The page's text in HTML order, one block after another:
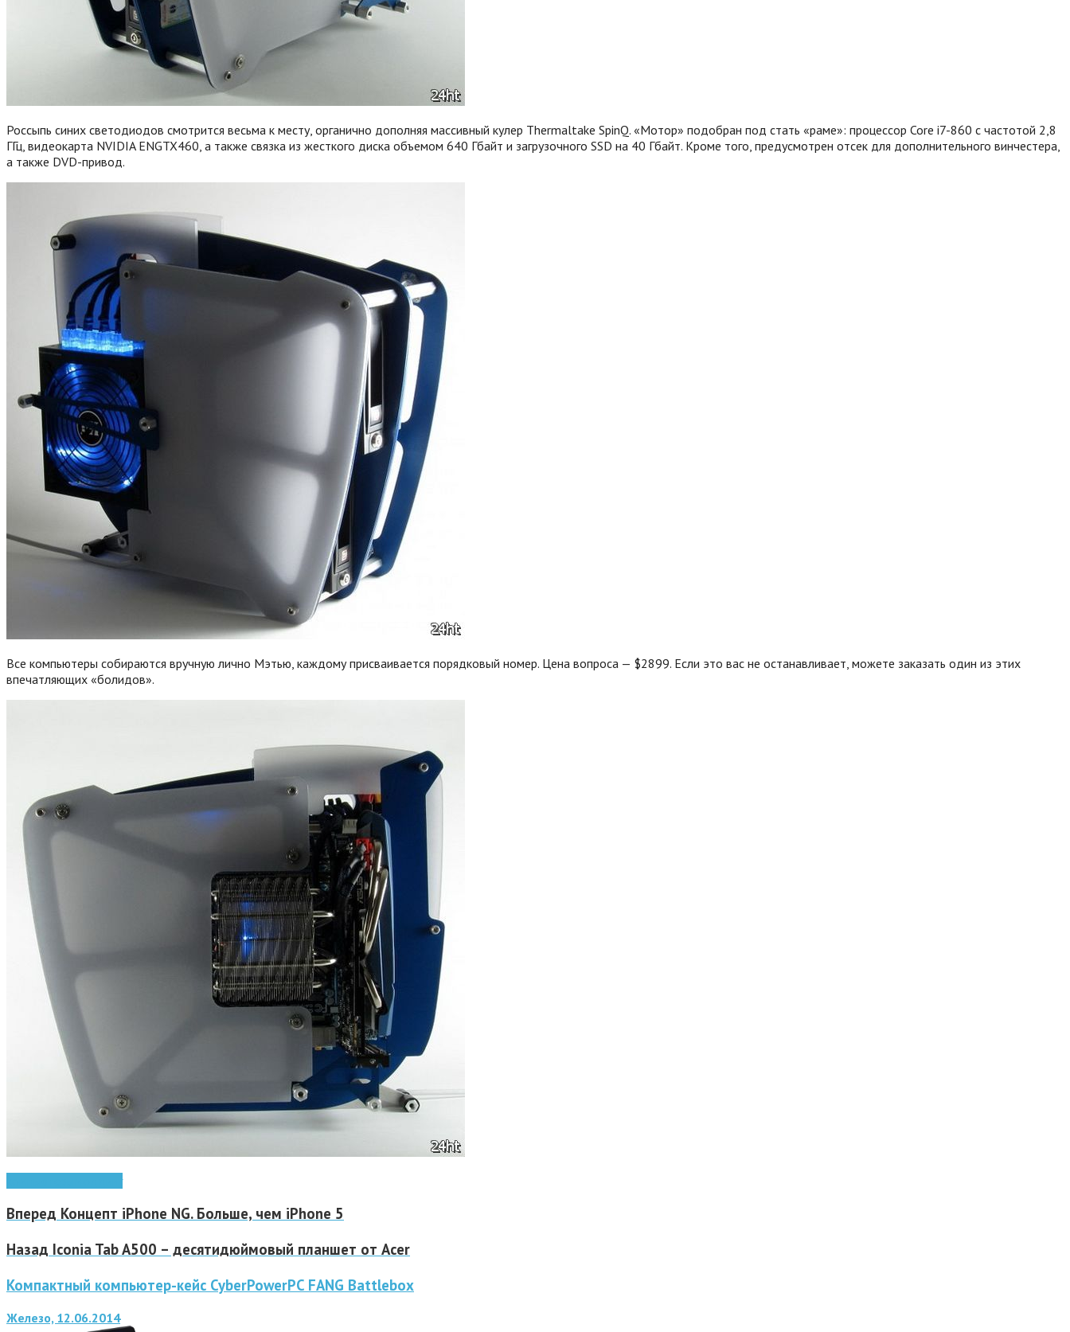
Россыпь синих светодиодов смотрится весьма к месту, органично дополняя массивный кулер Thermaltake SpinQ. «Мотор» подобран под стать «раме»: процессор Core i7-860 с частотой 2,8
ГГц, видеокарта NVIDIA ENGTX460, а также связка из жесткого диска объемом 640 Гбайт и загрузочного SSD на 40 Гбайт. Кроме того, предусмотрен отсек для дополнительного винчестера,
а также DVD-привод.
Все компьютеры собираются вручную лично Мэтью, каждому присваивается порядковый номер. Цена вопроса — $2899. Если это вас не останавливает, можете заказать один из этих
впечатляющих «болидов».
Вперед Концепт iPhone NG. Больше, чем iPhone 5
Назад Iconia Tab A500 – десятидюймовый планшет от Acer
Компактный компьютер-кейс CyberPowerPC FANG Battlebox
Железо, 12.06.2014